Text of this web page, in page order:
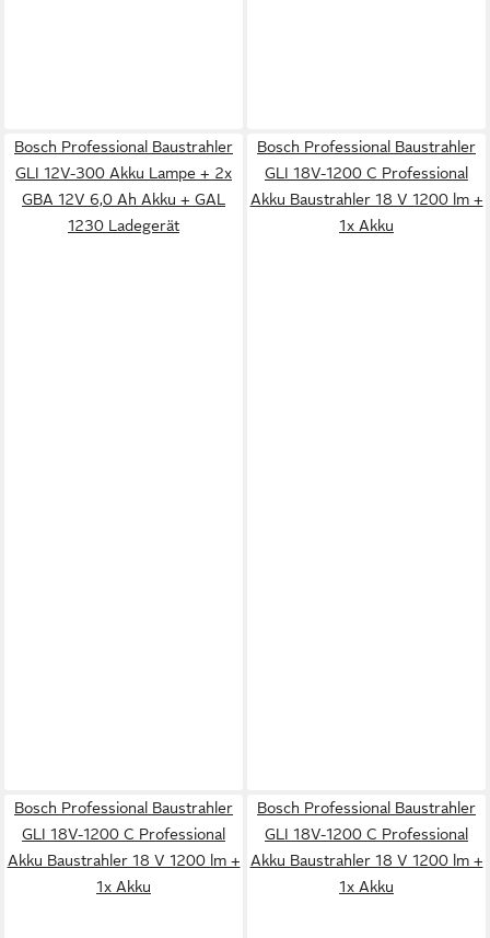
Bosch Professional Baustrahler
GLI 12V-300 Akku Lampe + 2x
GBA 12V 6,0 Ah Akku + GAL
1230 Ladegerät
Bosch Professional Baustrahler
GLI 18V-1200 C Professional
Akku Baustrahler 18 V 1200 lm +
1x Akku
Bosch Professional Baustrahler
GLI 18V-1200 C Professional
Akku Baustrahler 18 V 1200 lm +
1x Akku
Bosch Professional Baustrahler
GLI 18V-1200 C Professional
Akku Baustrahler 18 V 1200 lm +
1x Akku